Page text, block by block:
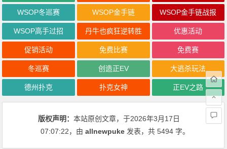
WSOP冬巡赛 WSOP金手链 WSOP金手链战报
WSOP高手过招 丹牛也疯狂逆转胜 优惠活动
促销活动 免费比赛 免费赛
冬巡赛 创造正EV 大逃杀玩法
德州扑克 扑克女神 正EV之路
版权声明：本站原创文章，于2026年3月17日
07:07:22，由allnewpuke 发表，共 5494 字。